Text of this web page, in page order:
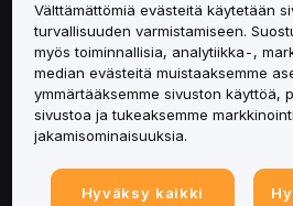
Palvelut
Tuki
Tuotteet
Lakiasiat
Välttämättömiä evästeitä käytetään
turvallisuuden varmistamiseen.
myös toiminnallisia, analytiikka-,
median evästeitä muistaaksemme
ymmärtääksemme sivuston käyttöä,
sivustoa ja tukeaksemme
jakamisominaisuuksia.
Hyväksy kaikki